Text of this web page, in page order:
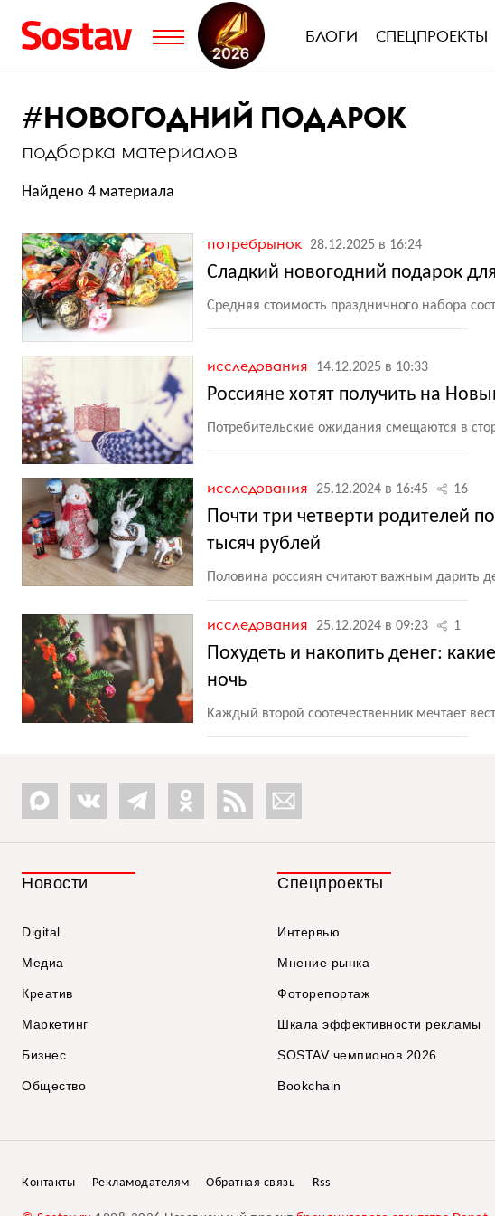
БЛОГИ СПЕЦПРОЕКТЫ
#НОВОГОДНИЙ ПОДАРОК
подборка материалов
Найдено 4 материала
потребрынок 28.12.2025 в 16:24
Сладкий новогодний подарок
Средняя стоимость праздничного набора
исследования 14.12.2025 в 10:33
Россияне хотят получить на
Потребительские ожидания смещаются в
исследования 25.12.2024 в 16:45 16
Почти три четверти родителей
тысяч рублей
Половина россиян считают важным дарить
исследования 25.12.2024 в 09:23 1
Похудеть и накопить денег:
ночь
Каждый второй соотечественник мечтает
Новости
Digital
Медиа
Креатив
Маркетинг
Бизнес
Общество
Спецпроекты
Интервью
Мнение рынка
Фоторепортаж
Шкала эффективности рекламы
SOSTAV чемпионов 2026
Bookchain
Контакты Рекламодателям Обратная связь Rss